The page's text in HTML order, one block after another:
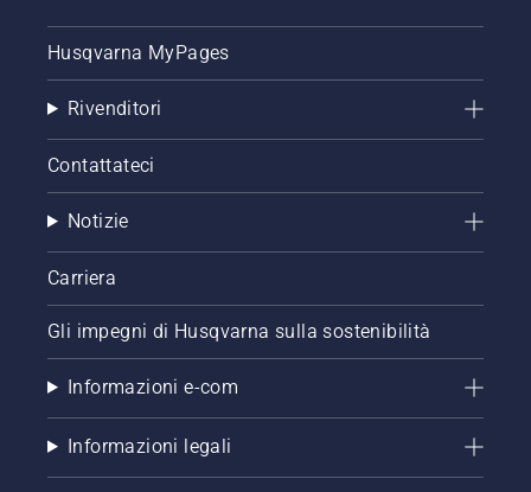
Husqvarna MyPages
Rivenditori
Contattateci
Notizie
Carriera
Gli impegni di Husqvarna sulla sostenibilità
Informazioni e-com
Informazioni legali